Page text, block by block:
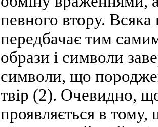
певного втору. Всяка
передбачає тим
образи і символи
символи, що
твір (2). Очевидно,
проявляється в